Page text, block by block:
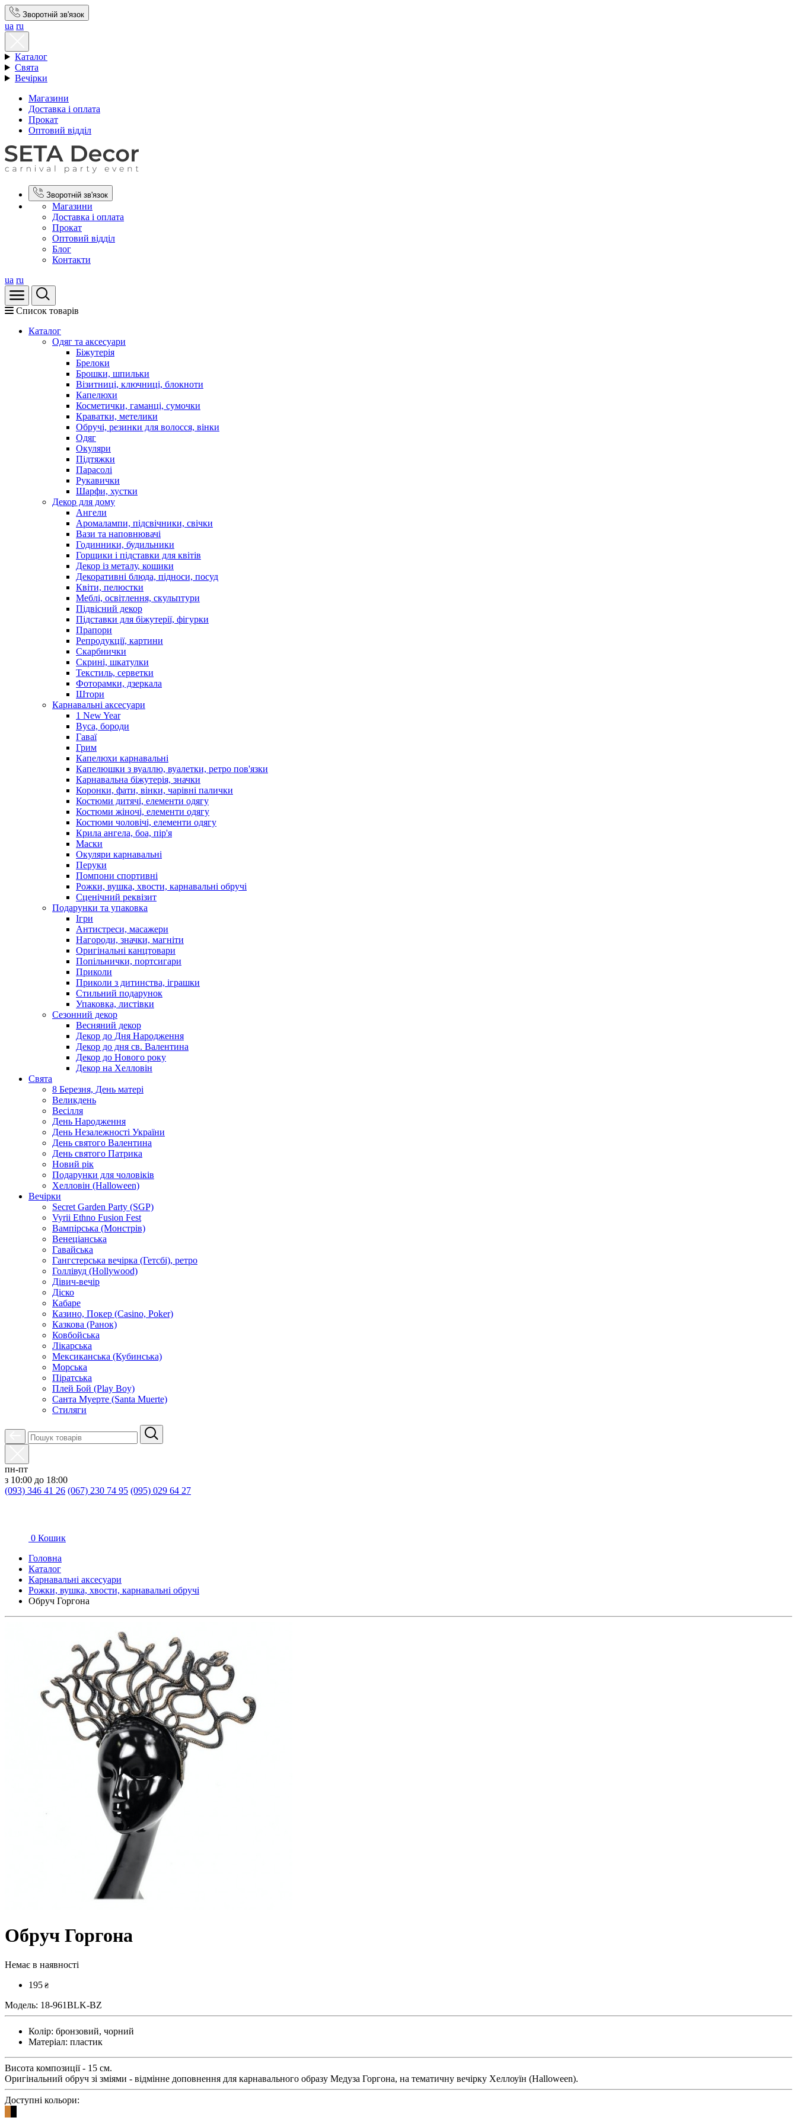
Зворотній зв'язок
ua ru
Каталог
Свята
Вечірки
Магазини
Доставка і оплата
Прокат
Оптовий відділ
Зворотній зв'язок
Магазини
Доставка і оплата
Прокат
Оптовий відділ
Блог
Контакти
ua ru
Список товарів
Каталог
Oдяг та аксесуари
Біжутерія
Брелоки
Брошки, шпильки
Візитниці, ключниці, блокноти
Капелюхи
Косметички, гаманці, сумочки
Краватки, метелики
Обручі, резинки для волосся, вінки
Одяг
Окуляри
Підтяжки
Парасолі
Рукавички
Шарфи, хустки
Декор для дому
Ангели
Аромалампи, підсвічники, свічки
Вази та наповнювачі
Годинники, будильники
Горщики і підставки для квітів
Декор із металу, кошики
Декоративні блюда, підноси, посуд
Квіти, пелюстки
Меблі, освітлення, скульптури
Підвісний декор
Підставки для біжутерії, фігурки
Прапори
Репродукції, картини
Скарбнички
Скрині, шкатулки
Текстиль, серветки
Фоторамки, дзеркала
Штори
Карнавальні аксесуари
1 New Year
Вуса, бороди
Гаваї
Грим
Капелюхи карнавальні
Капелюшки з вуаллю, вуалетки, ретро пов'язки
Карнавальна біжутерія, значки
Коронки, фати, вінки, чарівні палички
Костюми дитячі, елементи одягу
Костюми жіночі, елементи одягу
Костюми чоловічі, елементи одягу
Крила ангела, боа, пір'я
Маски
Окуляри карнавальні
Перуки
Помпони спортивні
Рожки, вушка, хвости, карнавальні обручі
Сценічний реквізит
Подарунки та упаковка
Ігри
Антистреси, масажери
Нагороди, значки, магніти
Оригінальні канцтовари
Попільнички, портсигари
Приколи
Приколи з дитинства, іграшки
Стильний подарунок
Упаковка, листівки
Сезонний декор
Весняний декор
Декор до Дня Народження
Декор до дня св. Валентина
Декор до Нового року
Декор на Хелловін
Свята
8 Березня, День матері
Великдень
Весілля
День Народження
День Незалежності України
День святого Валентина
День святого Патрика
Новий рік
Подарунки для чоловіків
Хелловін (Halloween)
Вечірки
Secret Garden Party (SGP)
Vyrii Ethno Fusion Fest
Вампірська (Монстрів)
Венеціанська
Гавайська
Гангстерська вечірка (Гетсбі), ретро
Голлівуд (Hollywood)
Дівич-вечір
Діско
Кабаре
Казино, Покер (Casino, Poker)
Казкова (Ранок)
Ковбойська
Лікарська
Мексиканська (Кубинська)
Морська
Піратська
Плей Бой (Play Boy)
Санта Муерте (Santa Muerte)
Стиляги
пн-пт
з 10:00 до 18:00
(093) 346 41 26 (067) 230 74 95 (095) 029 64 27
0 Кошик
Головна
Каталог
Карнавальні аксесуари
Рожки, вушка, хвости, карнавальні обручі
Обруч Горгона
Обруч Горгона
Немає в наявності
195 ₴
Модель: 18-961BLK-BZ
Колір: бронзовий, чорний
Матеріал: пластик
Висота композиції - 15 см.
Оригінальний обруч зі зміями - відмінне доповнення для карнавального образу Медуза Горгона, на тематичну вечірку Хеллоуїн (Halloween).
Доступні кольори: